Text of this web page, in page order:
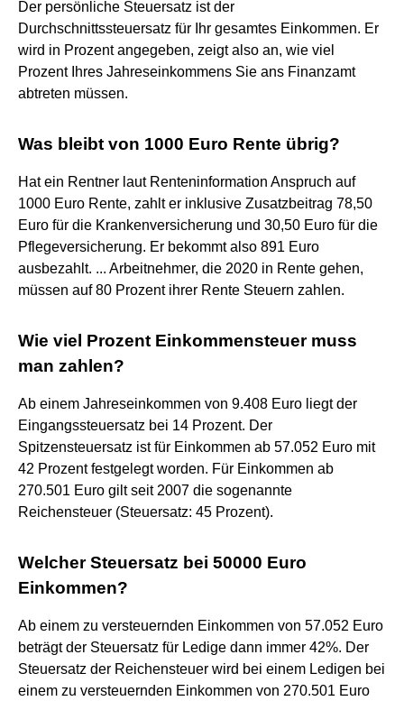
Der persönliche Steuersatz ist der
Durchschnittssteuersatz für Ihr gesamtes Einkommen. Er
wird in Prozent angegeben, zeigt also an, wie viel
Prozent Ihres Jahreseinkommens Sie ans Finanzamt
abtreten müssen.
Was bleibt von 1000 Euro Rente übrig?
Hat ein Rentner laut Renteninformation Anspruch auf
1000 Euro Rente, zahlt er inklusive Zusatzbeitrag 78,50
Euro für die Krankenversicherung und 30,50 Euro für die
Pflegeversicherung. Er bekommt also 891 Euro
ausbezahlt. ... Arbeitnehmer, die 2020 in Rente gehen,
müssen auf 80 Prozent ihrer Rente Steuern zahlen.
Wie viel Prozent Einkommensteuer muss
man zahlen?
Ab einem Jahreseinkommen von 9.408 Euro liegt der
Eingangssteuersatz bei 14 Prozent. Der
Spitzensteuersatz ist für Einkommen ab 57.052 Euro mit
42 Prozent festgelegt worden. Für Einkommen ab
270.501 Euro gilt seit 2007 die sogenannte
Reichensteuer (Steuersatz: 45 Prozent).
Welcher Steuersatz bei 50000 Euro
Einkommen?
Ab einem zu versteuernden Einkommen von 57.052 Euro
beträgt der Steuersatz für Ledige dann immer 42%. Der
Steuersatz der Reichensteuer wird bei einem Ledigen bei
einem zu versteuernden Einkommen von 270.501 Euro